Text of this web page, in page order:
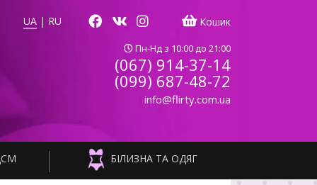
UA | RU Кошик
Пн-Нд з 10:00 до 21:00
(067) 914-37-14
(099) 687-48-72
info@flirty.com.ua
БІЛИЗНА ТА ОДЯГ